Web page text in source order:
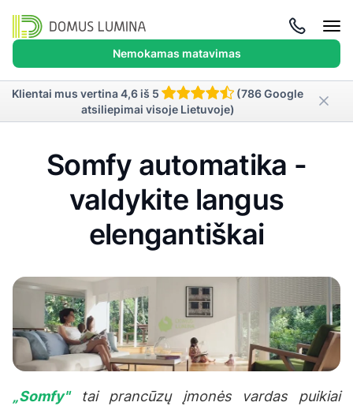
Nemokamas matavimas
Klientai mus vertina 4,6 iš 5
(786 Google
atsiliepimai visoje Lietuvoje)
Somfy automatika -
valdykite langus
elengantiškai
„Somfy"tai prancūzų įmonės vardas puikiai